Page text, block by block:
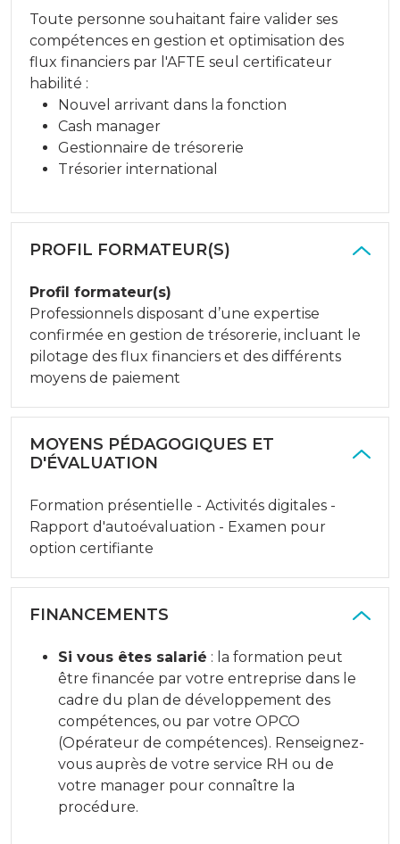
Toute personne souhaitant faire valider ses
compétences en gestion et optimisation des
flux financiers par l'AFTE seul certificateur
habilité :
Nouvel arrivant dans la fonction
Cash manager
Gestionnaire de trésorerie
Trésorier international
PROFIL FORMATEUR(S)
Profil formateur(s)
Professionnels disposant d’une expertise
confirmée en gestion de trésorerie, incluant le
pilotage des flux financiers et des différents
moyens de paiement
MOYENS PÉDAGOGIQUES ET
D'ÉVALUATION
Formation présentielle - Activités digitales -
Rapport d'autoévaluation - Examen pour
option certifiante
FINANCEMENTS
Si vous êtes salarié : la formation peut
être financée par votre entreprise dans le
cadre du plan de développement des
compétences, ou par votre OPCO
(Opérateur de compétences). Renseignez-
vous auprès de votre service RH ou de
votre manager pour connaître la
procédure.